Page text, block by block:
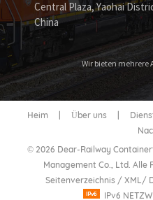
Central Plaza, Yaohai
China
Wir bieten mehrere
Heim Über uns
© 2026 Dear-Railway
Management Co., Ltd. Alle
Seitenverzeichnis / XML/
IPv6